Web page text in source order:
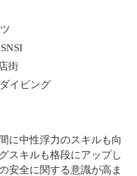
街
イビング
に中性浮力のスキルも向
スキルも格段にアップし
安全に関する意識が高ま